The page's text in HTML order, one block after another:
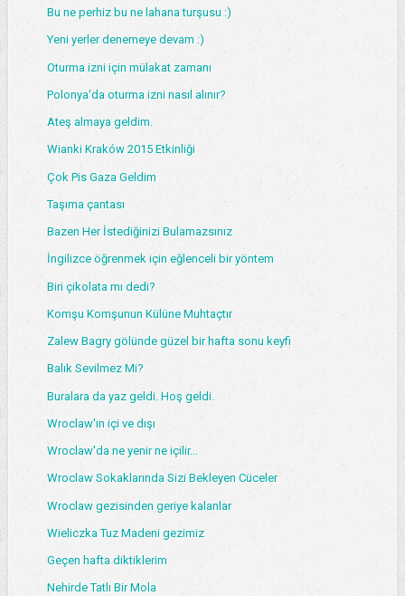
Bu ne perhiz bu ne lahana turşusu :)
Yeni yerler denemeye devam :)
Oturma izni için mülakat zamanı
Polonya'da oturma izni nasıl alınır?
Ateş almaya geldim.
Wianki Kraków 2015 Etkinliği
Çok Pis Gaza Geldim
Taşıma çantası
Bazen Her İstediğinizi Bulamazsınız
İngilizce öğrenmek için eğlenceli bir yöntem
Biri çikolata mı dedi?
Komşu Komşunun Külüne Muhtaçtır
Zalew Bagry gölünde güzel bir hafta sonu keyfi
Balık Sevilmez Mi?
Buralara da yaz geldi. Hoş geldi.
Wroclaw'ın içi ve dışı
Wroclaw'da ne yenir ne içilir...
Wroclaw Sokaklarında Sizi Bekleyen Cüceler
Wroclaw gezisinden geriye kalanlar
Wieliczka Tuz Madeni gezimiz
Geçen hafta diktiklerim
Nehirde Tatlı Bir Mola